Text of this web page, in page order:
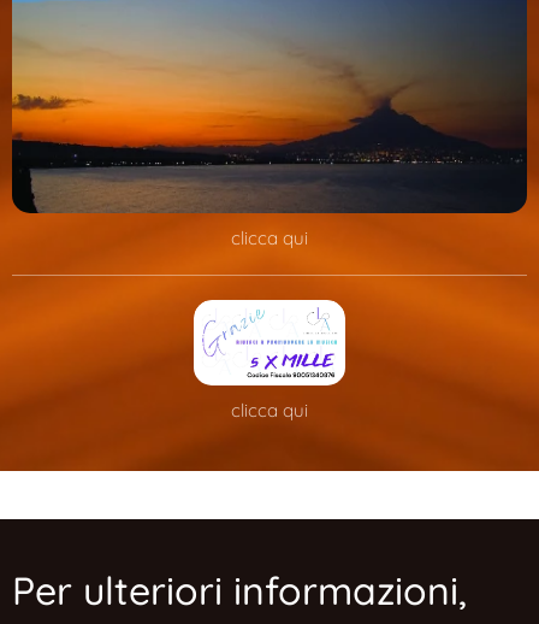
clicca qui
clicca qui
Per ulteriori informazioni,